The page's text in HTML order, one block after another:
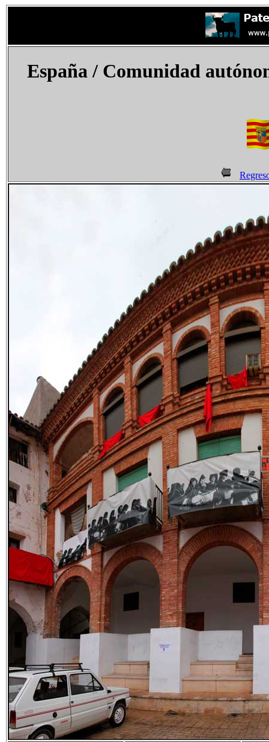
España/ Comunidad